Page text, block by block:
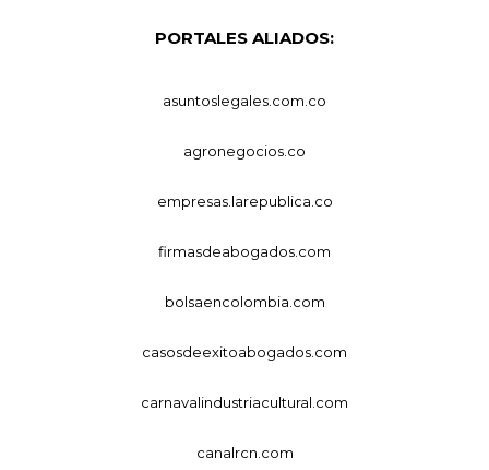
PORTALES ALIADOS:
asuntoslegales.com.co
agronegocios.co
empresas.larepublica.co
firmasdeabogados.com
bolsaencolombia.com
casosdeexitoabogados.com
carnavalindustriacultural.com
canalrcn.com